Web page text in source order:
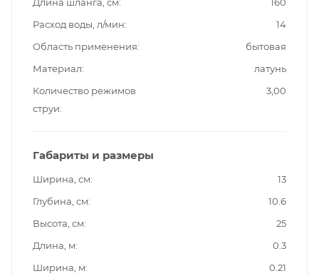
Расход воды, л/мин
14
Область применения
бытовая
Материал
латунь
Количество режимов
струи
3,00
Габариты и размеры
Ширина, см
13
Глубина, см
10.6
Высота, см
25
Длина, м
0.3
Ширина, м
0.21